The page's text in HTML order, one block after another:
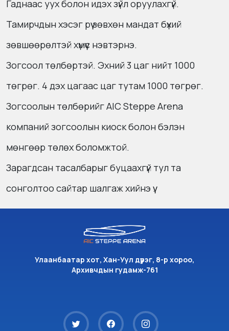
Гаднаас уух болон идэх зүйл оруулахгүй.
Тамирчдын хэсэг рүү зөвхөн мандат бүхий
зөвшөөрөлтэй хүмүүс нэвтэрнэ.
Зогсоол төлбөртэй. Эхний 3 цаг нийт 1000
төгрөг. 4 дэх цагаас цаг тутам 1000 төгрөг.
Зогсоолын төлбөрийг AIC Steppe Arena
компаний зогсоолын киоск болон бэлэн
мөнгөөр төлөх боломжтой.
Зарагдсан тасалбарыг буцаахгүй тул та
сонголтоо сайтар шалгаж хийнэ үү.
Улаанбаатар хот, Хан-Уул дүүрэг, 8-р хороо,
Архивчдын гудамж-761